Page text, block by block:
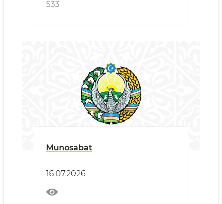
533
Munosabat
16.07.2026